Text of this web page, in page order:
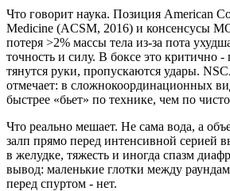
Что говорит наука. Позиция American
Medicine (ACSM, 2016) и консенсусы
потеря >2% массы тела из-за пота
точность и силу. В боксе это критично -
тянутся руки, пропускаются удары.
отмечает: в сложнокоординационных
быстрее «бьет» по технике, чем по
Что реально мешает. Не сама вода, а
залп прямо перед интенсивной серией
в желудке, тяжесть и иногда спазм
вывод: маленькие глотки между
перед спуртом - нет.